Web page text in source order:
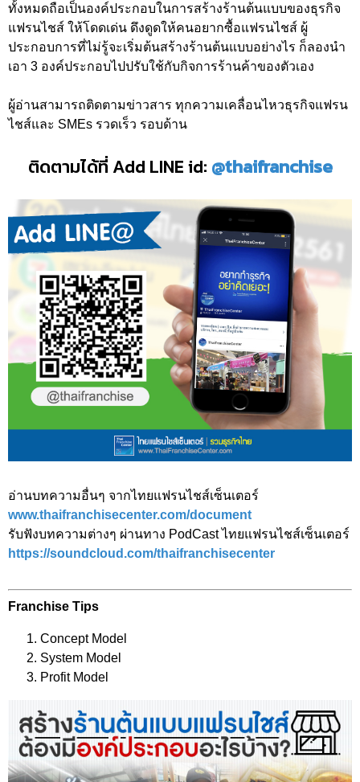
ทั้งหมดถือเป็นองค์ประกอบในการสร้างร้านต้นแบบของธุรกิจ
แฟรนไชส์ ให้โดดเด่น ดึงดูดให้คนอยากซื้อแฟรนไชส์ ผู้
ประกอบการที่ไม่รู้จะเริ่มต้นสร้างร้านต้นแบบอย่างไร ก็ลองนำ
เอา 3 องค์ประกอบไปปรับใช้กับกิจการร้านค้าของตัวเอง
ผู้อ่านสามารถติดตามข่าวสาร ทุกความเคลื่อนไหวธุรกิจแฟรน
ไชส์และ SMEs รวดเร็ว รอบด้าน
ติดตามได้ที่ Add LINE id: @thaifranchise
อ่านบทความอื่นๆ จากไทยแฟรนไชส์เซ็นเตอร์
www.thaifranchisecenter.com/document
รับฟังบทความต่างๆ ผ่านทาง PodCast ไทยแฟรนไชส์เซ็นเตอร์
https://soundcloud.com/thaifranchisecenter
Franchise Tips
Concept Model
System Model
Profit Model